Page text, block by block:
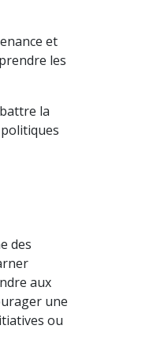
et
les
la
des
aux
une
ou